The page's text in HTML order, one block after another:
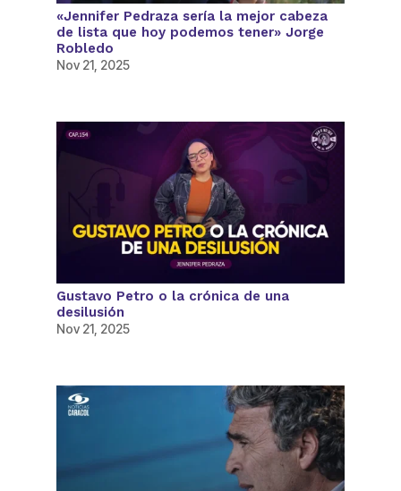
«Jennifer Pedraza sería la mejor cabeza
de lista que hoy podemos tener» Jorge
Robledo
Nov 21, 2025
Gustavo Petro o la crónica de una
desilusión
Nov 21, 2025